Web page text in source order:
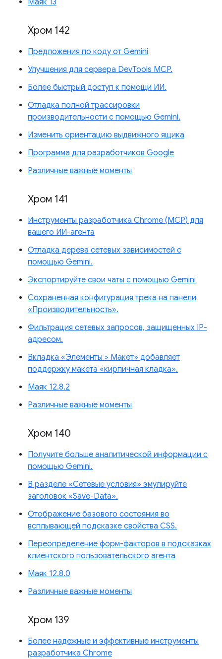
Маяк 13
Хром 142
Предложения по коду от Gemini
Улучшения для сервера DevTools MCP.
Более быстрый доступ к помощи ИИ.
Отладка полной трассировки
производительности с помощью Gemini.
Изменить ориентацию выдвижного ящика
Программа для разработчиков Google
Различные важные моменты
Хром 141
Инструменты разработчика Chrome (MCP) для
вашего ИИ-агента
Отладка дерева сетевых зависимостей с
помощью Gemini.
Экспортируйте свои чаты с помощью Gemini
Сохраненная конфигурация трека на панели
«Производительность».
Фильтрация сетевых запросов, защищенных IP-
адресом.
Вкладка «Элементы > Макет» добавляет
поддержку макета «кирпичная кладка».
Маяк 12.8.2
Различные важные моменты
Хром 140
Получите больше аналитической информации с
помощью Gemini.
В разделе «Сетевые условия» эмулируйте
заголовок «Save-Data».
Отображение базового состояния во
всплывающей подсказке свойства CSS.
Переопределение форм-факторов в подсказках
клиентского пользовательского агента
Маяк 12.8.0
Различные важные моменты
Хром 139
Более надежные и эффективные инструменты
разработчика Chrome